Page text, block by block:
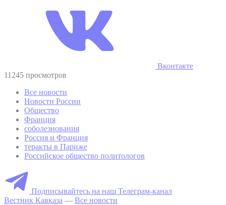
Вконтакте
11245 просмотров
Все новости
Новости России
Общество
Франция
соболезнования
Россия и Франция
теракты в Париже
Российское общество политологов
Подписывайтесь на наш Телеграм-канал
Вестник Кавказа — Все новости